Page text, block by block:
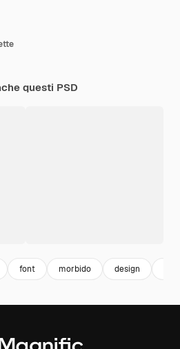
questi PSD
font morbido design